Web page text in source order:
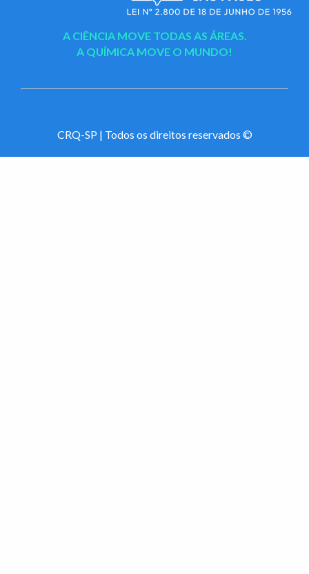
A CIÊNCIA MOVE TODAS AS ÁREAS.
A QUÍMICA MOVE O MUNDO!
CRQ-SP | Todos os direitos reservados ©